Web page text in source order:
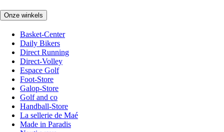
Onze winkels
Basket-Center
Daily Bikers
Direct Running
Direct-Volley
Espace Golf
Foot-Store
Galop-Store
Golf and co
Handball-Store
La sellerie de Maé
Made in Paradis